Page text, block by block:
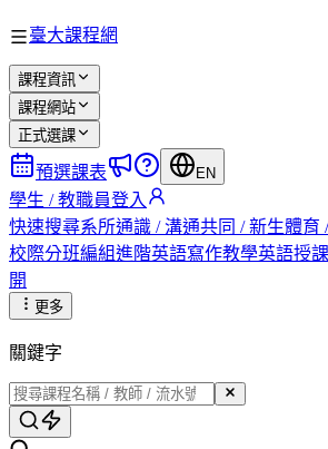
臺大課程網
課程資訊
課程網站
正式選課
預選課表 EN
學生 / 教職員登入
快速搜尋系所通識 / 溝通共同 / 新生體育
校際分班編組進階英語寫作教學英語授課
開
更多
關鍵字